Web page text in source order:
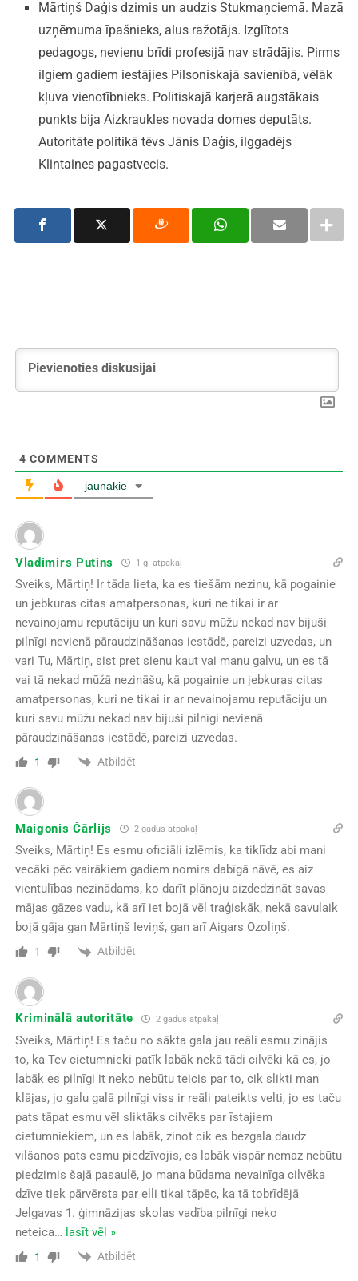
Mārtiņš Daģis dzimis un audzis Stukmaņciemā. Mazā
uzņēmuma īpašnieks, alus ražotājs. Izglītots
pedagogs, nevienu brīdi profesijā nav strādājis. Pirms
ilgiem gadiem iestājies Pilsoniskajā savienībā, vēlāk
kļuva vienotībnieks. Politiskajā karjerā augstākais
punkts bija Aizkraukles novada domes deputāts.
Autoritāte politikā tēvs Jānis Daģis, ilggadējs
Klintaines pagastvecis.
4 COMMENTS
jaunākie
Vladimirs Putins 1 g. atpakaļ
Sveiks, Mārtiņ! Ir tāda lieta, ka es tiešām nezinu, kā pogainie
un jebkuras citas amatpersonas, kuri ne tikai ir ar
nevainojamu reputāciju un kuri savu mūžu nekad nav bijuši
pilnīgi nevienā pāraudzināšanas iestādē, pareizi uzvedas, un
vari Tu, Mārtiņ, sist pret sienu kaut vai manu galvu, un es tā
vai tā nekad mūžā nezināšu, kā pogainie un jebkuras citas
amatpersonas, kuri ne tikai ir ar nevainojamu reputāciju un
kuri savu mūžu nekad nav bijuši pilnīgi nevienā
pāraudzināšanas iestādē, pareizi uzvedas.
1 Atbildēt
Maigonis Čārlijs 2 gadus atpakaļ
Sveiks, Mārtiņ! Es esmu oficiāli izlēmis, ka tiklīdz abi mani
vecāki pēc vairākiem gadiem nomirs dabīgā nāvē, es aiz
vientulības nezinādams, ko darīt plānoju aizdedzināt savas
mājas gāzes vadu, kā arī iet bojā vēl traģiskāk, nekā savulaik
bojā gāja gan Mārtiņš Ieviņš, gan arī Aigars Ozoliņš.
1 Atbildēt
Kriminālā autoritāte 2 gadus atpakaļ
Sveiks, Mārtiņ! Es taču no sākta gala jau reāli esmu zinājis
to, ka Tev cietumnieki patīk labāk nekā tādi cilvēki kā es, jo
labāk es pilnīgi it neko nebūtu teicis par to, cik slikti man
klājas, jo galu galā pilnīgi viss ir reāli pateikts velti, jo es taču
pats tāpat esmu vēl sliktāks cilvēks par īstajiem
cietumniekiem, un es labāk, zinot cik es bezgala daudz
vilšanos pats esmu piedzīvojis, es labāk vispār nemaz nebūtu
piedzimis šajā pasaulē, jo mana būdama nevainīga cilvēka
dzīve tiek pārvērsta par elli tikai tāpēc, ka tā tobrīdējā
Jelgavas 1. ģimnāzijas skolas vadība pilnīgi neko
neteica… lasīt vēl »
1 Atbildēt